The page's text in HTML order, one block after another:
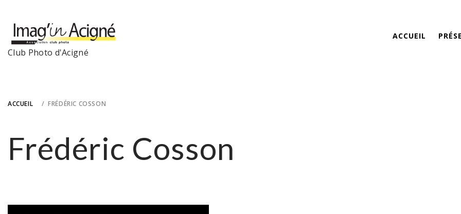
content
Club Photo d'Acigné
ACCUEIL
ACCUEIL FRÉDÉRIC COSSON
Frédéric Cosson